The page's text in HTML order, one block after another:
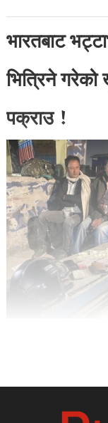
भारतबाट
भित्रिने
पक्राउ !